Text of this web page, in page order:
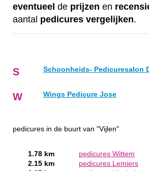
eventueel de prijzen en
aantal pedicures vergelijken.
S Schoonheids- Pedicuresalon
W Wings Pedicure Jose
pedicures in de buurt van "Vijlen"
1.78 km
pedicures Wittem
2.15 km
pedicures Lemiers